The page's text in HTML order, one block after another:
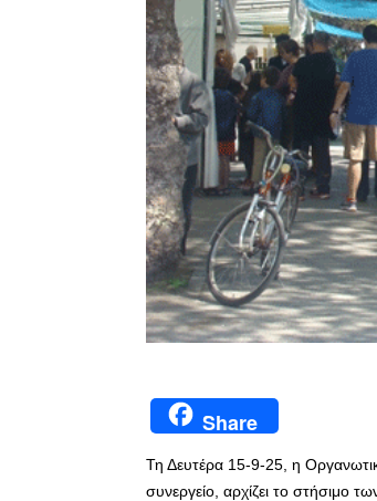
Share
Τη Δευτέρα 15-9-25, η
συνεργείο, αρχίζει το στήσιμο